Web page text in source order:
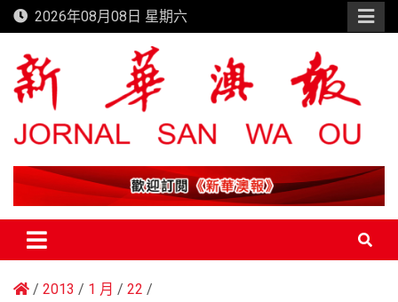
Skip
to
content
2026年08月08日 星期六
新華澳報
2013 1 月
22